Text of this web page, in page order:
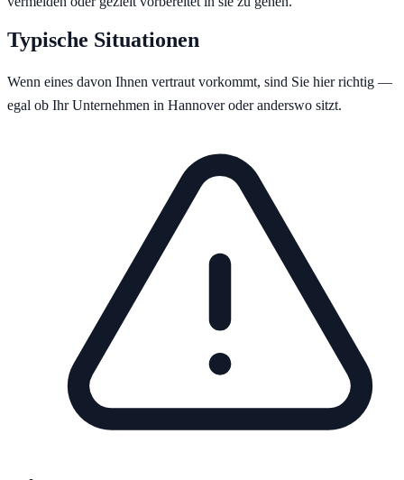
Typische Situationen
Wenn eines davon Ihnen vertraut vorkommt, sind Sie hier richtig —
egal ob Ihr Unternehmen in Hannoveroder anderswo sitzt.